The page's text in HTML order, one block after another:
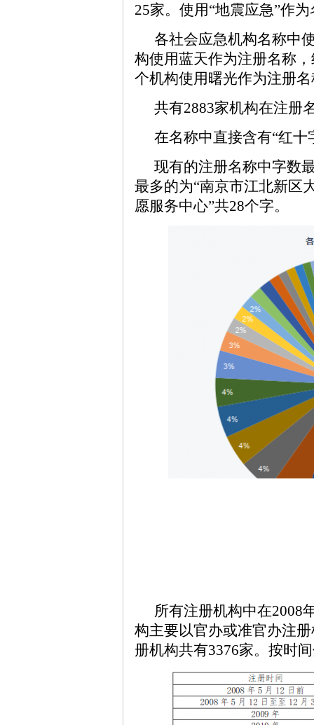
25家。使用“地震应急”作
各社会应急机构名称中
构使用蓝天作为注册名称
个机构使用曙光作为注册
共有2883家机构在注册
在名称中直接含有“红十
现有的注册名称中字数
最多的为“南京市江北新区
愿服务中心”共28个字。
所有注册机构中在2008
构主要以官办或准官办注
册机构共有3376家。按时